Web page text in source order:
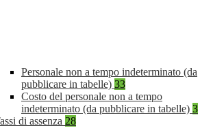
Personale non a tempo indeterminato (da
pubblicare in tabelle) 33
Costo del personale non a tempo
indeterminato (da pubblicare in tabelle) 3
di assenza 28